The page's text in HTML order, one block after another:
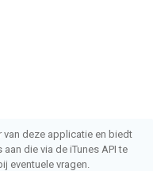
van deze applicatie en biedt
die via de iTunes API te
eventuele vragen.